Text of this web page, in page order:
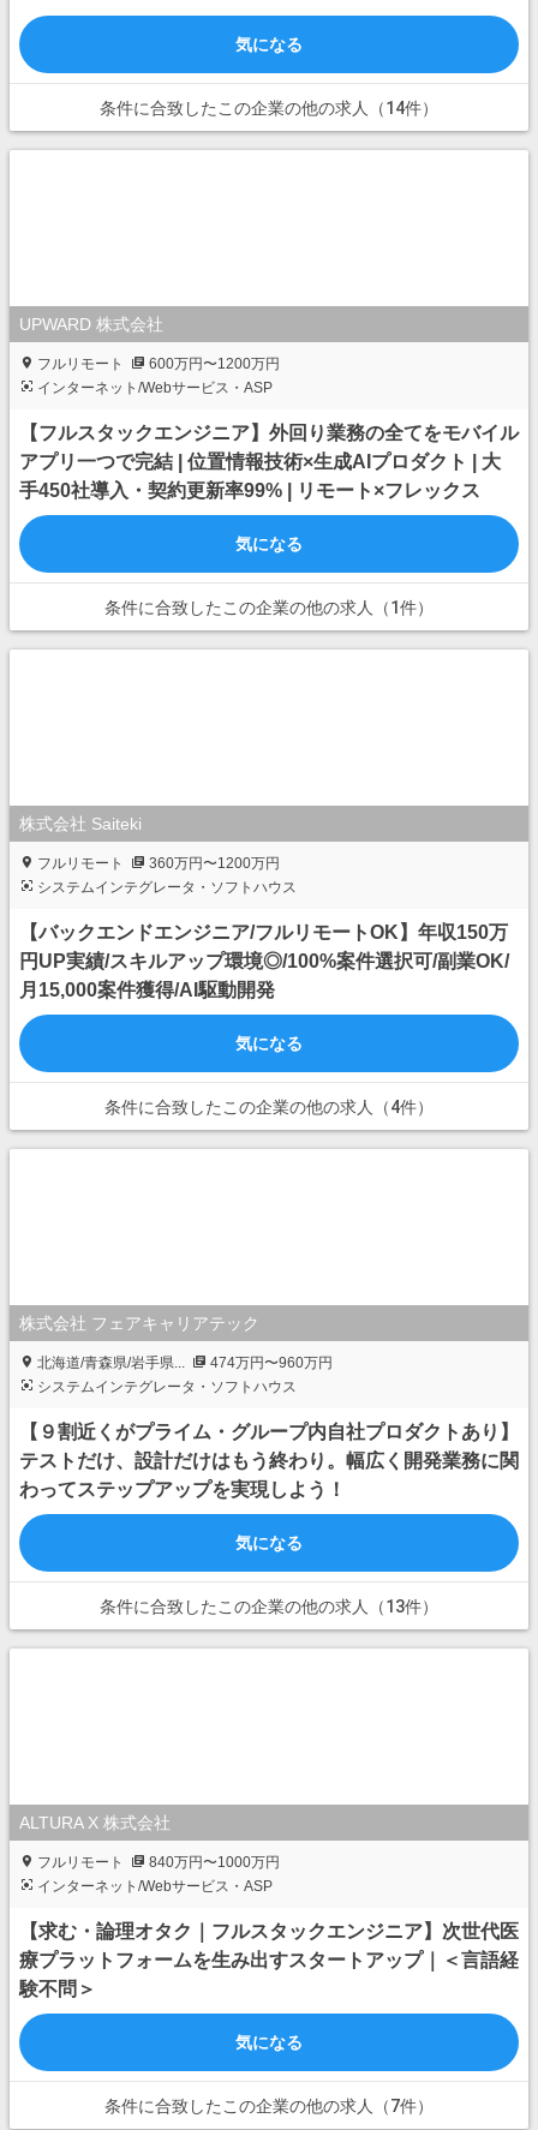
気になる
条件に合致したこの企業の他の求人（14件）
UPWARD 株式会社
フルリモート
600万円〜1200万円
インターネット/Webサービス・ASP
【フルスタックエンジニア】外回り業務の全てをモバイル
アプリ一つで完結 | 位置情報技術×生成AIプロダクト | 大
手450社導入・契約更新率99% | リモート×フレックス
気になる
条件に合致したこの企業の他の求人（1件）
株式会社 Saiteki
フルリモート
360万円〜1200万円
システムインテグレータ・ソフトハウス
【バックエンドエンジニア/フルリモートOK】年収150万
円UP実績/スキルアップ環境◎/100%案件選択可/副業OK/
月15,000案件獲得/AI駆動開発
気になる
条件に合致したこの企業の他の求人（4件）
株式会社 フェアキャリアテック
北海道/青森県/岩手県...
474万円〜960万円
システムインテグレータ・ソフトハウス
【９割近くがプライム・グループ内自社プロダクトあり】
テストだけ、設計だけはもう終わり。幅広く開発業務に関
わってステップアップを実現しよう！
気になる
条件に合致したこの企業の他の求人（13件）
ALTURA X 株式会社
フルリモート
840万円〜1000万円
インターネット/Webサービス・ASP
【求む・論理オタク｜フルスタックエンジニア】次世代医
療プラットフォームを生み出すスタートアップ｜＜言語経
験不問＞
気になる
条件に合致したこの企業の他の求人（7件）